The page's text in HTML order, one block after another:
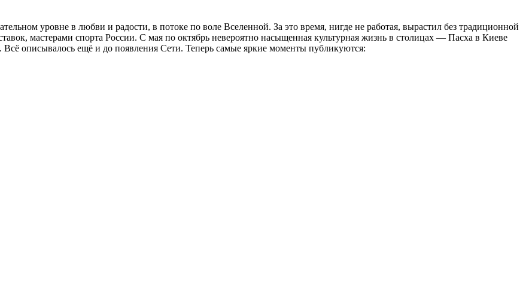
уровне в любви и радости, в потоке по воле Вселенной. За это время, нигде не работая, вырастил без традиционной
мастерами спорта России. С мая по октябрь невероятно насыщенная культурная жизнь в столицах — Пасха в Киеве
описывалось ещё и до появления Сети. Теперь самые яркие моменты публикуются: